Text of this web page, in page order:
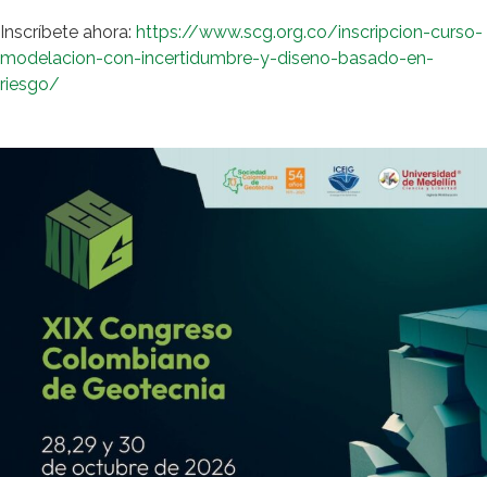
Inscríbete ahora: https://www.scg.org.co/inscripcion-curso-
modelacion-con-incertidumbre-y-diseno-basado-en-
riesgo/